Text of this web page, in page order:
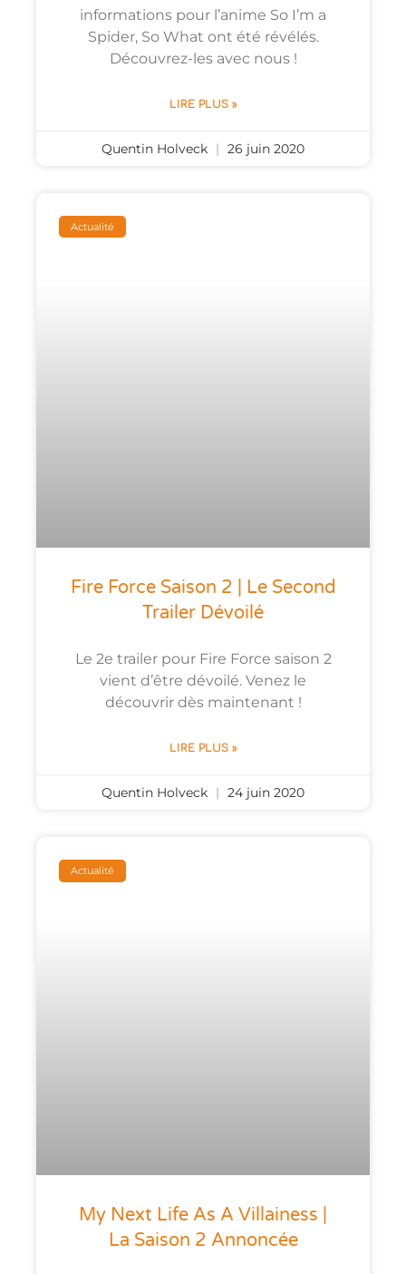
informations pour l’anime So I’m a
Spider, So What ont été révélés.
Découvrez-les avec nous !
LIRE PLUS »
Quentin Holveck 26 juin 2020
Actualité
Fire Force Saison 2 | Le Second
Trailer Dévoilé
Le 2e trailer pour Fire Force saison 2
vient d’être dévoilé. Venez le
découvrir dès maintenant !
LIRE PLUS »
Quentin Holveck 24 juin 2020
Actualité
My Next Life As A Villainess |
La Saison 2 Annoncée